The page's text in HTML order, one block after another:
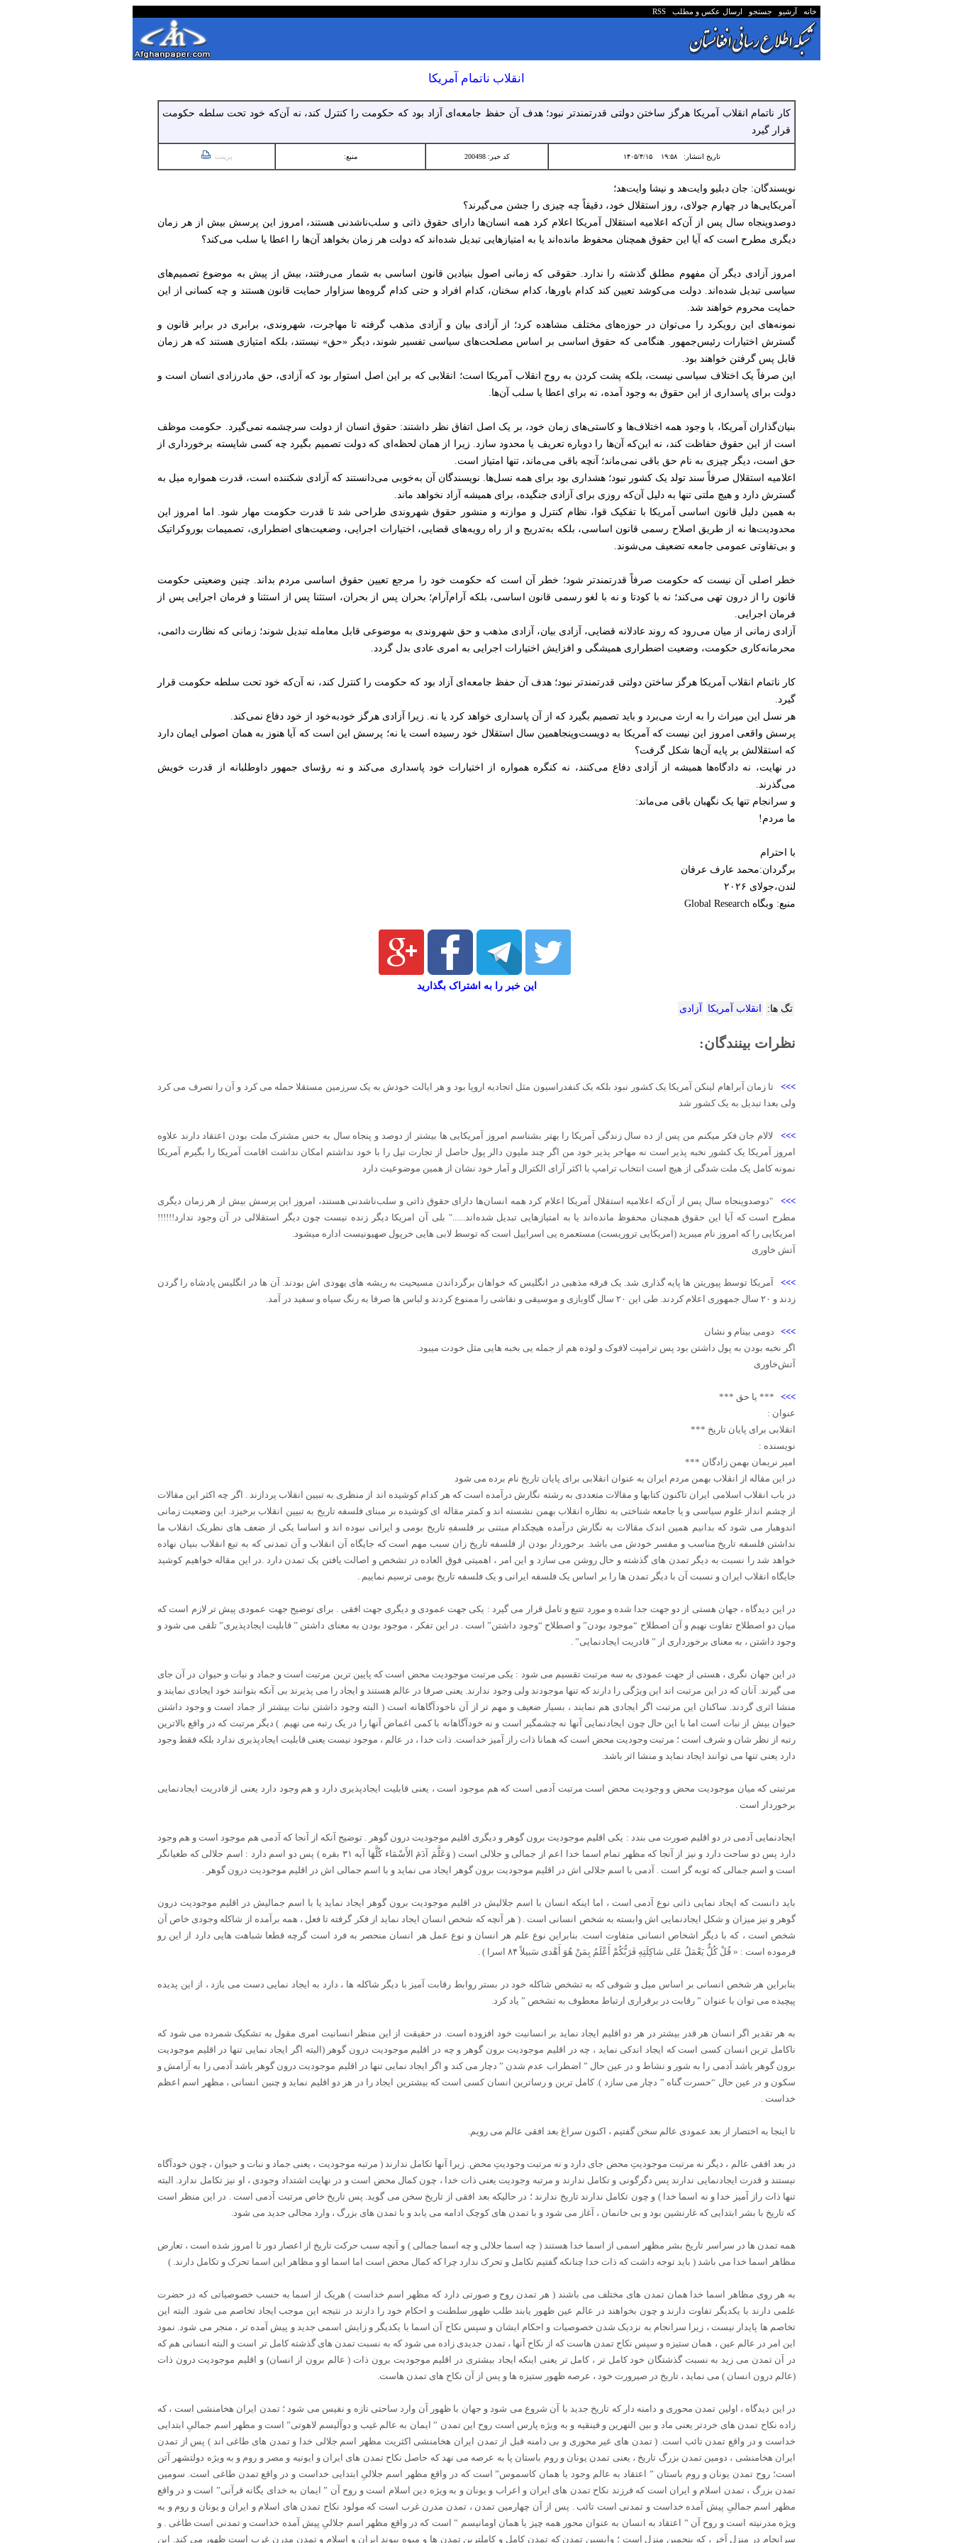
خانه آرشیو جستجو ارسال عکس و مطلب RSS
انقلاب ناتمام آمریکا
کار ناتمام انقلاب آمریکا هرگز ساختن دولتی قدرتمندتر نبود؛ هدف آن حفظ جامعه‌ای آزاد بود که حکومت را کنترل کند، نه آن‌که خود تحت سلطه حکومت
قرار گیرد
تاریخ انتشار:۱۹:۵۸ ۱۴۰۵/۴/۱۵ کد خبر: 200498 منبع: پرینت
نویسندگان: جان دبلیو وایت‌هد و نیشا وایت‌هد؛
آمریکایی‌ها در چهارم جولای، روز استقلال خود، دقیقاً چه چیزی را جشن می‌گیرند؟
دوصدوپنجاه سال پس از آن‌که اعلامیه استقلال آمریکا اعلام کرد همه انسان‌ها دارای حقوق ذاتی و سلب‌ناشدنی هستند، امروز این پرسش بیش از هر زمان
دیگری مطرح است که آیا این حقوق همچنان محفوظ مانده‌اند یا به امتیازهایی تبدیل شده‌اند که دولت هر زمان بخواهد آن‌ها را اعطا یا سلب می‌کند؟
امروز آزادی دیگر آن مفهوم مطلق گذشته را ندارد. حقوقی که زمانی اصول بنیادین قانون اساسی به شمار می‌رفتند، بیش از پیش به موضوع تصمیم‌های
سیاسی تبدیل شده‌اند. دولت می‌کوشد تعیین کند کدام باورها، کدام سخنان، کدام افراد و حتی کدام گروه‌ها سزاوار حمایت قانون هستند و چه کسانی از این
حمایت محروم خواهند شد.
نمونه‌های این رویکرد را می‌توان در حوزه‌های مختلف مشاهده کرد؛ از آزادی بیان و آزادی مذهب گرفته تا مهاجرت، شهروندی، برابری در برابر قانون و
گسترش اختیارات رئیس‌جمهور. هنگامی که حقوق اساسی بر اساس مصلحت‌های سیاسی تفسیر شوند، دیگر «حق» نیستند، بلکه امتیازی هستند که هر زمان
قابل پس گرفتن خواهند بود.
این صرفاً یک اختلاف سیاسی نیست، بلکه پشت کردن به روح انقلاب آمریکا است؛ انقلابی که بر این اصل استوار بود که آزادی، حق مادرزادی انسان است و
دولت برای پاسداری از این حقوق به وجود آمده، نه برای اعطا یا سلب آن‌ها.
بنیان‌گذاران آمریکا، با وجود همه اختلاف‌ها و کاستی‌های زمان خود، بر یک اصل اتفاق نظر داشتند: حقوق انسان از دولت سرچشمه نمی‌گیرد. حکومت موظف
است از این حقوق حفاظت کند، نه این‌که آن‌ها را دوباره تعریف یا محدود سازد. زیرا از همان لحظه‌ای که دولت تصمیم بگیرد چه کسی شایسته برخورداری از
حق است، دیگر چیزی به نام حق باقی نمی‌ماند؛ آنچه باقی می‌ماند، تنها امتیاز است.
اعلامیه استقلال صرفاً سند تولد یک کشور نبود؛ هشداری بود برای همه نسل‌ها. نویسندگان آن به‌خوبی می‌دانستند که آزادی شکننده است، قدرت همواره میل به
گسترش دارد و هیچ ملتی تنها به دلیل آن‌که روزی برای آزادی جنگیده، برای همیشه آزاد نخواهد ماند.
به همین دلیل قانون اساسی آمریکا با تفکیک قوا، نظام کنترل و موازنه و منشور حقوق شهروندی طراحی شد تا قدرت حکومت مهار شود. اما امروز این
محدودیت‌ها نه از طریق اصلاح رسمی قانون اساسی، بلکه به‌تدریج و از راه رویه‌های قضایی، اختیارات اجرایی، وضعیت‌های اضطراری، تصمیمات بوروکراتیک
و بی‌تفاوتی عمومی جامعه تضعیف می‌شوند.
خطر اصلی آن نیست که حکومت صرفاً قدرتمندتر شود؛ خطر آن است که حکومت خود را مرجع تعیین حقوق اساسی مردم بداند. چنین وضعیتی حکومت
قانون را از درون تهی می‌کند؛ نه با کودتا و نه با لغو رسمی قانون اساسی، بلکه آرام‌آرام؛ بحران پس از بحران، استثنا پس از استثنا و فرمان اجرایی پس از
فرمان اجرایی.
آزادی زمانی از میان می‌رود که روند عادلانه قضایی، آزادی بیان، آزادی مذهب و حق شهروندی به موضوعی قابل معامله تبدیل شوند؛ زمانی که نظارت دائمی،
محرمانه‌کاری حکومت، وضعیت اضطراری همیشگی و افزایش اختیارات اجرایی به امری عادی بدل گردد.
کار ناتمام انقلاب آمریکا هرگز ساختن دولتی قدرتمندتر نبود؛ هدف آن حفظ جامعه‌ای آزاد بود که حکومت را کنترل کند، نه آن‌که خود تحت سلطه حکومت قرار
گیرد.
هر نسل این میراث را به ارث می‌برد و باید تصمیم بگیرد که از آن پاسداری خواهد کرد یا نه. زیرا آزادی هرگز خودبه‌خود از خود دفاع نمی‌کند.
پرسش واقعی امروز این نیست که آمریکا به دویست‌وپنجاهمین سال استقلال خود رسیده است یا نه؛ پرسش این است که آیا هنوز به همان اصولی ایمان دارد
که استقلالش بر پایه آن‌ها شکل گرفت؟
در نهایت، نه دادگاه‌ها همیشه از آزادی دفاع می‌کنند، نه کنگره همواره از اختیارات خود پاسداری می‌کند و نه رؤسای جمهور داوطلبانه از قدرت خویش
می‌گذرند.
و سرانجام تنها یک نگهبان باقی می‌ماند:
ما مردم!
با احترام
برگردان:محمد عارف عرفان
لندن،جولای ۲۰۲۶
منبع: وبگاه Global Research
این خبر را به اشتراک بگذارید
تگ ها: انقلاب آمریکا آزادی
نظرات بینندگان:
>>> تا زمان آبراهام لینکن آمریکا یک کشور نبود بلکه یک کنفدراسیون مثل اتجادیه اروپا بود و هر ایالت خودش به یک سرزمین مستقلا حمله می کرد و آن را تصرف می کرد
ولی بعدا تبدیل به یک کشور شد
>>> لالام جان فکر میکنم من پس از ده سال زندگی آمریکا را بهتر بشناسم امروز آمریکایی ها بیشتر از دوصد و پنجاه سال به حس مشترک ملت بودن اعتقاد دارند علاوه
امروز آمریکا یک کشور نخبه‌ پذیر است نه مهاجر پذیر خود من اگر چند ملیون دالر پول حاصل از تجارت تیل را با خود نداشتم امکان نداشت اقامت آمریکا را بگیرم آمریکا
نمونه کامل یک ملت شدگی از هیچ است انتخاب ترامپ با اکثر آرای الکترال و آمار خود نشان از همین موضوعیت دارد
>>>"دوصدوپنجاه سال پس از آن‌که اعلامیه استقلال آمریکا اعلام کرد همه انسان‌ها دارای حقوق ذاتی و سلب‌ناشدنی هستند، امروز این پرسش بیش از هر زمان دیگری
مطرح است که آیا این حقوق همچنان محفوظ مانده‌اند یا به امتیازهایی تبدیل شده‌اند......" بلی آن امریکا دیگر زنده نیست چون دیگر استقلالی در آن وجود ندارد!!!!!!
امریکایی را که امروز نام میبرید (امریکایی تروریست) مستعمره یی اسراییل است که توسط لابی هایی خرپول صهیونیست اداره میشود.
آتش خاوری
>>> آمریکا توسط پیوریتن ها پایه گذاری شد. یک فرقه مذهبی در انگلیس که خواهان برگرداندن مسیحیت به ریشه های یهودی اش بودند. آن ها در انگلیس پادشاه را گردن
زدند و ۲۰ سال جمهوری اعلام کردند. طی این ۲۰ سال گاوبازی و موسیقی و نقاشی را ممنوع کردند و لباس ها صرفا به رنگ سیاه و سفید در آمد.
>>> دومی بینام و نشان
اگر نخبه بودن به پول داشتن بود پس ترامپت لافوک و لوده هم از جمله یی بخبه هایی مثل خودت میبود.
آتش‌خاوری
>>> *** یا حق ***
عنوان :
انقلابی برای پایان تاریخ ***
نویسنده :
امیر نریمان بهمن زادگان ***
در این مقاله از انقلاب بهمن مردم ایران به عنوان انقلابی برای پایان تاریخ نام برده می شود
در باب انقلاب اسلامی ایران تاکنون کتابها و مقالات متعددی به رشته نگارش درآمده است که هر کدام کوشیده اند از منظری به تبیین انقلاب پردازند . اگر چه اکثر این مقالات
از چشم انداز علوم سیاسی و یا جامعه شناختی به نظاره انقلاب بهمن نشسته اند و کمتر مقاله ای کوشیده بر مبنای فلسفه تاریخ به تبیین انقلاب برخیزد. این وضعیت زمانی
اندوهبار می شود که بدانیم همین اندک مقالات به نگارش درآمده هیچکدام مبتنی بر فلسفهِ تاریخ بومی و ایرانی نبوده اند و اساسا یکی از ضعف های نظریک انقلاب ما
نداشتن فلسفه تاریخ مناسب و مفسر خودش می باشد. برخوردار بودن از فلسفه تاریخ زان سبب مهم است که جایگاه آن انقلاب و آن تمدنی که به تبع انقلاب بنیان نهاده
خواهد شد را نسبت به دیگر تمدن های گذشته و حال روشن می سازد و این امر ، اهمیتی فوق العاده در تشخص و اصالت یافتن یک تمدن دارد .در این مقاله خواهیم کوشید
جایگاه انقلاب ایران و نسبت آن با دیگر تمدن ها را بر اساس یک فلسفه ایرانی و یک فلسفه تاریخ بومی ترسیم نماییم .
در این دیدگاه ، جهان هستی از دو جهت جدا شده و مورد تتبع و تامل قرار می گیرد : یکی جهت عمودی و دیگری جهت افقی . برای توضیح جهت عمودی پیش تر لازم است که
میان دو اصطلاح تفاوت نهیم و آن اصطلاح “موجود بودن” و اصطلاح “وجود داشتن” است . در این تفکر ، موجود بودن به معنای داشتن ” قابلیت ایجادپذیری” تلقی می شود و
وجود داشتن ، به معنای برخورداری از ” قادریت ایجادنمایی” .
در این جهان نگری ، هستی از جهت عمودی به سه مرتبت تقسیم می شود : یکی مرتبت موجودیت محض است که پایین ترین مرتبت است و جماد و نبات و حیوان در آن جای
می گیرند. آنان که در این مرتبت اند این ویژگی را دارند که تنها موجودند ولی وجود ندارند. یعنی صرفا در عالم هستند و ایجاد را می پذیرند بی آنکه بتوانند خود ایجادی نمایند و
منشا اثری گردند. ساکنان این مرتبت اگر ایجادی هم نمایند ، بسیار ضعیف و مهم تر از آن ناخودآگاهانه است ( البته وجود داشتن نبات بیشتر از جماد است و وجود داشتن
حیوان بیش از نبات است اما با این حال چون ایجادنمایی آنها نه چشمگیر است و نه خودآگاهانه با کمی اغماض آنها را در یک رتبه می نهیم. ) دیگر مرتبت که در واقع بالاترین
رتبه از نظر شان و شرف است ؛ مرتبت وجودیت محض است که همانا ذات راز آمیز خداست. ذات خدا ، در عالم ، موجود نیست یعنی قابلیت ایجادپذیری ندارد بلکه فقط وجود
دارد یعنی تنها می توانند ایجاد نماید و منشا اثر باشد.
مرتبتی که میان موجودیت محض و وجودیت محض است مرتبت آدمی است که هم موجود است ، یعنی قابلیت ایجادپذیری دارد و هم وجود دارد یعنی از قادریت ایجادنمایی
برخوردار است .
ایجادنمایی آدمی در دو اقلیم صورت می بندد : یکی اقلیم موجودیت برون گوهر و دیگری اقلیم موجودیت درون گوهر . توضیح آنکه از آنجا که آدمی هم موجود است و هم وجود
دارد پس دو ساحت دارد و نیز از آنجا که مظهر تمام اسما خدا اعم از جمالی و جلالی است ( وَعَلَّمَ آدَمَ الأَسْمَاء کُلَّهَا آیه ۳۱ بقره ) پس دو اسم دارد : اسم جلالی که طغیانگر
است و اسم جمالی که توبه گر است . آدمی با اسم جلالی اش در اقلیم موجودیت برون گوهر ایجاد می نماید و با اسم جمالی اش در اقلیم موجودیت درون گوهر .
باید دانست که ایجاد نمایی ذاتی نوع آدمی است ، اما اینکه انسان با اسم جلالیش در اقلیم موجودیت برون گوهر ایجاد نماید یا با اسم جمالیش در اقلیم موجودیت درون
گوهر و نیز میزان و شکل ایجادنمایی اش وابسته به شخص انسانی است . ( هر آنچه که شخص انسان ایجاد نماید از فکر گرفته تا فعل ، همه برآمده از شاکله وجودی خاص آن
شخص است ، که با دیگر اشخاص انسانی متفاوت است. بنابراین نوع علم هر انسان و نوع عمل هر انسان منحصر به فرد است گرچه قطعا شباهت هایی دارد از این رو
فرموده است : « قُلْ کُلٌّ یَعْمَلُ عَلی‏ شاکِلَتِهِ فَرَبُّکُمْ أَعْلَمُ بِمَنْ هُوَ أَهْدی‏ سَبیلاً ۸۴ اسرا ) .
بنابراین هر شخص انسانی بر اساس میل و شوقی که به تشخص شاکله خود در بستر روابط رقابت آمیز با دیگر شاکله ها ، دارد به ایجاد نمایی دست می یازد ، از این پدیده
پیچیده می توان با عنوان ” رقابت در برقراری ارتباط معطوف به تشخص ” یاد کرد.
به هر تقدیر اگر انسان هر قدر بیشتر در هر دو اقلیم ایجاد نماید بر انسانیت خود افزوده است. در حقیقت از این منظر انسانیت امری مقول به تشکیک شمرده می شود که
ناکامل ترین انسان کسی است که ایجاد اندکی نماید ، چه در اقلیم موجودیت برون گوهر و چه در اقلیم موجودیت درون گوهر (البته اگر ایجاد نمایی تنها در اقلیم موجودیت
برون گوهر باشد آدمی را به شور و نشاط و در عین حال ” اضطراب عدم شدن ” دچار می کند و اگر ایجاد نمایی تنها در اقلیم موجودیت درون گوهر باشد آدمی را به آرامش و
سکون و در عین حال “حسرت گناه ” دچار می سازد ). کامل ترین و رساترین انسان کسی است که بیشترین ایجاد را در هر دو اقلیم نماید و چنین انسانی ، مظهر اسم اعظم
خداست .
تا اینجا به اختصار از بعد عمودی عالم سخن گفتیم ، اکنون سراغ بعد افقی عالم می رویم.
در بعد افقی عالم ، دیگر نه مرتبت موجودیتِ محض جای دارد و نه مرتبت وجودیتِ محض. زیرا آنها تکامل ندارند ( مرتبه موجودیت ، یعنی جماد و نبات و حیوان ، چون خودآگاه
نیستند و قدرت ایجادنمایی ندارند پس دگرگونی و تکامل ندارند و مرتبه وجودیت یعنی ذات خدا ، چون کمال محض است و در نهایت اشتداد وجودی ، او نیز تکامل ندارد. البته
تنها ذات راز آمیز خدا و نه اسما خدا ) و چون تکامل ندارند تاریخ ندارند ؛ در حالیکه بعد افقی از تاریخ سخن می گوید. پس تاریخ خاص مرتبت آدمی است . در این منظر است
که تاریخ با بشر ابتدایی که غارنشین بود و بی خانمان ، آغاز می شود و با تمدن های کوچک ادامه می یابد و با تمدن های بزرگ ، وارد مجالی جدید می شود.
همه تمدن ها در سراسر تاریخ بشر مظهر اسمی از اسما خدا هستند ( چه اسما جلالی و چه اسما جمالی ) و آنچه سبب حرکت تاریخ از اعصار دور تا امروز شده است ، تعارض
مظاهر اسما خدا می باشد ( باید توجه داشت که ذات خدا چنانکه گفتیم تکامل و تحرک ندارد چرا که کمال محض است اما اسما او و مظاهر این اسما تحرک و تکامل دارند. )
به هر روی مظاهر اسما خدا همان تمدن های مختلف می باشند ( هر تمدن روح و صورتی دارد که مظهر اسم خداست ) هریک از اسما به حسب خصوصیاتی که در حضرت
علمی دارند با یکدیگر تفاوت دارند و چون بخواهند در عالم عین ظهور یابند طلب ظهور سلطنت و احکام خود را دارند در نتیجه این موجب ایجاد تخاصم می شود. البته این
تخاصم ها پایدار نیست ، زیرا سرانجام به نزدیک شدن خصوصیات و احکام ایشان و سپس نکاح آن اسما با یکدیگر و زایش اسمی جدید و پیش آمده تر ، منجر می شود. نمود
این امر در عالم عین ، همان ستیزه و سپس نکاح تمدن هاست که از نکاح آنها ، تمدن جدیدی زاده می شود که به نسبت تمدن های گذشته کامل تر است و البته انسانی هم که
در آن تمدن می زید به نسبت گذشتگان خود کامل تر ، کامل تر یعنی اینکه ایجاد بیشتری در اقلیم موجودیت برون ذات ( عالم برون از انسان) و اقلیم موجودیت درون ذات
(عالم درون انسان ) می نماید ، تاریخ در صیرورت خود ، عرصه ظهور ستیزه ها و پس از آن نکاح های تمدن هاست.
در این دیدگاه ، اولین تمدن محوری و دامنه دار که تاریخ جدید با آن شروع می شود و جهان با ظهور آن وارد ساحتی تازه و نفیس می شود ؛ تمدن ایران هخامنشی است ، که
زاده نکاح تمدن های خردتر یعنی ماد و بین النهرین و فینقیه و به ویژه پارس است روح این تمدن ” ایمان به عالم غیب و دوآلیسم لاهوتی” است و مظهر اسم جمالیِ ابتدایی
خداست و در واقع تمدن تائب است. ( تمدن های غیر محوری و بی دامنه قبل از تمدن ایران هخامنشی اکثریت مظهر اسم جلالی خدا و تمدن های طاغی اند ) پس از تمدن
ایران هخامنشی ، دومین تمدن بزرگ تاریخ ، یعنی تمدن یونان و روم باستان پا به عرصه می نهد که حاصل نکاح تمدن های ایران و ایونیه و مصر و روم و به ویژه دولتشهر آتن
است؛ روح تمدن یونان و روم باستان ” اعتقاد به عالم وجود یا همان کاسموس” است که در واقع مظهر اسم جلالیِ ابتدایی خداست و در واقع تمدن طاغی است. سومین
تمدن بزرگ ، تمدن اسلام و ایران است که فرزند نکاح تمدن های ایران و اعراب و یونان و به ویژه دین اسلام است و روح آن ” ایمان به خدای یگانه قرآنی” است و در واقع
مظهر اسم جمالیِ پیش آمده خداست و تمدنی است تائب . پس از آن چهارمین تمدن ، تمدن مدرن غرب است که مولود نکاح تمدن های اسلام و ایران و یونان و روم و به
ویژه مدرنیته است و روح آن ” اعتقاد به انسان به عنوان محور همه چیز یا همان اومانیسم ” است که در واقع مظهر اسم جلالیِ پیش آمده خداست و تمدنی است طاغی . و
سرانجام در منزل آخر ، که پنجمین منزل است ؛ واپسین تمدن که تمدن کامل و کاملترین تمدن ها و میوه پیوند ایران و اسلام و تمدن مدرن غرب است ظهور می کند. این